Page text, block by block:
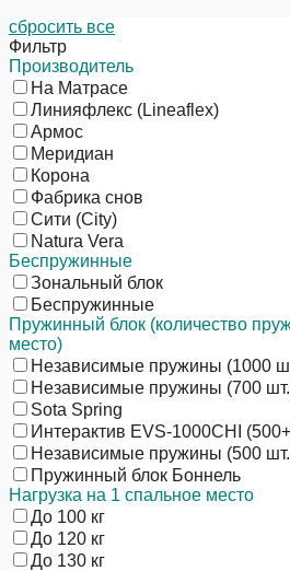
сбросить все
Фильтр
Производитель
На Матрасе
Линияфлекс (Lineaflex)
Армос
Меридиан
Корона
Фабрика снов
Сити (City)
Natura Vera
Беспружинные
Зональный блок
Беспружинные
Пружинный блок (количество
место)
Независимые пружины (1000
Независимые пружины (700
Sota Spring
Интерактив EVS-1000CHI
Независимые пружины (500
Пружинный блок Боннель
Нагрузка на 1 спальное место
До 100 кг
До 120 кг
До 130 кг